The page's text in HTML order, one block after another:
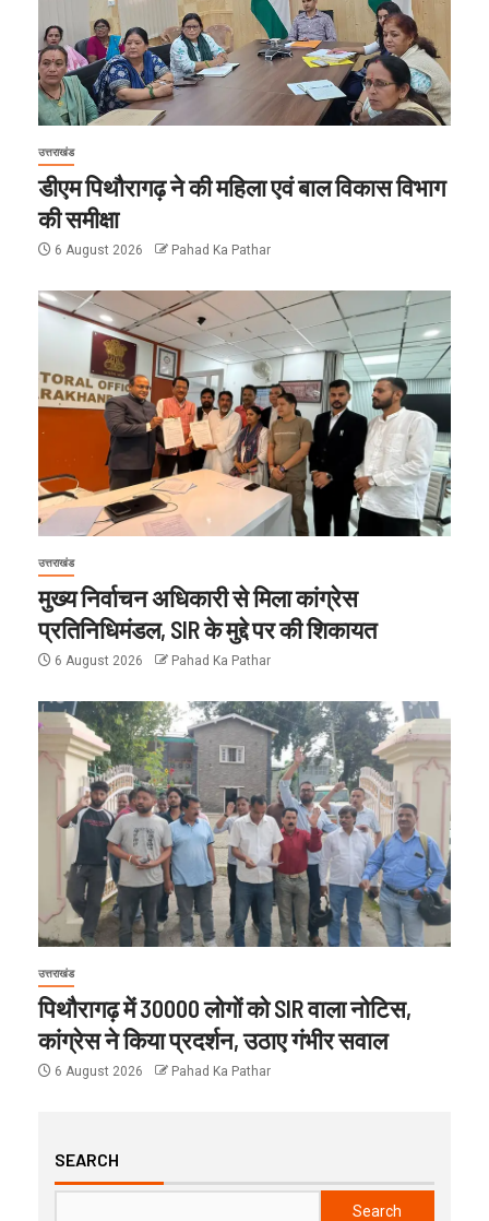
उत्तराखंड
डीएम पिथौरागढ़ ने की महिला एवं बाल विकास विभाग
की समीक्षा
6 August 2026 Pahad Ka Pathar
उत्तराखंड
मुख्य निर्वाचन अधिकारी से मिला कांग्रेस
प्रतिनिधिमंडल, SIR के मुद्दे पर की शिकायत
6 August 2026 Pahad Ka Pathar
उत्तराखंड
पिथौरागढ़ में 30000 लोगों को SIR वाला नोटिस,
कांग्रेस ने किया प्रदर्शन, उठाए गंभीर सवाल
6 August 2026 Pahad Ka Pathar
SEARCH
Search